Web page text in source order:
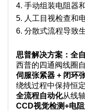
4. 手动组装电阻器
5. 人工目视检查和
6. 分散式流程导致
思普解决方案：全
西普的四通阀线圈
伺服张紧器 + 闭环
绕线过程中保持恒
全流程自动化从线
CCD视觉检测+电